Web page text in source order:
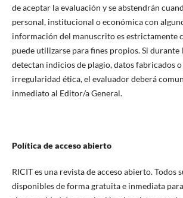
de aceptar la evaluación y se abstendrán
personal, institucional o económica con
información del manuscrito es estrictamente
puede utilizarse para fines propios. Si durante
detectan indicios de plagio, datos fabricados
irregularidad ética, el evaluador deberá
inmediato al Editor/a General.
Política de acceso abierto
RICIT es una revista de acceso abierto. Todos
disponibles de forma gratuita e inmediata